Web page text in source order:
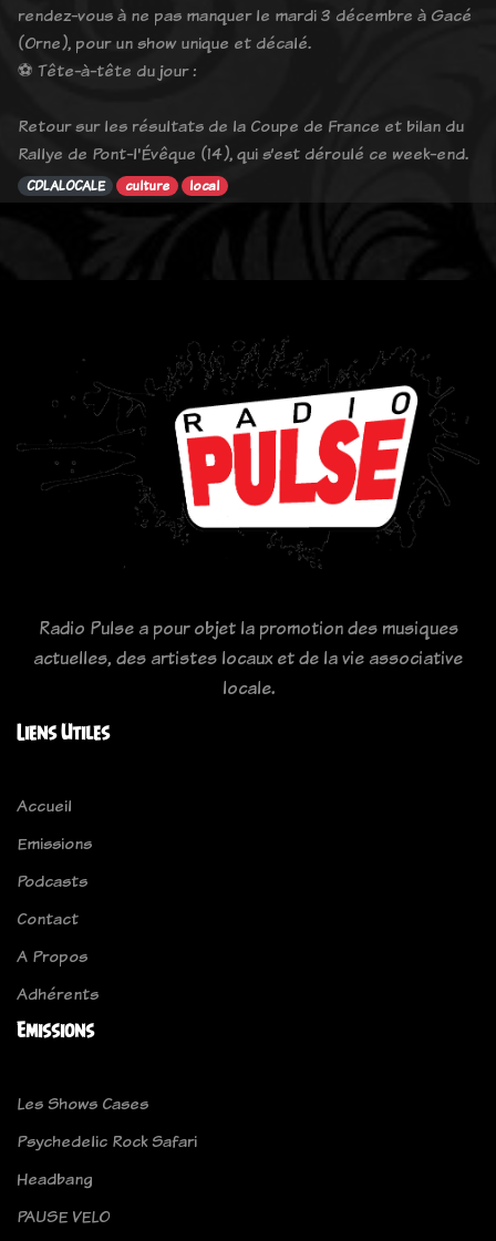
rendez-vous à ne pas manquer le mardi 3 décembre à Gacé
(Orne), pour un show unique et décalé.
⚽ Tête-à-tête du jour :
Retour sur les résultats de la Coupe de France et bilan du
Rallye de Pont-l'Évêque (14), qui s’est déroulé ce week-end.
CDLALOCALE culture local
Radio Pulse a pour objet la promotion des musiques
actuelles, des artistes locaux et de la vie associative
locale.
Liens Utiles
Accueil
Emissions
Podcasts
Contact
A Propos
Adhérents
Emissions
Les Shows Cases
Psychedelic Rock Safari
Headbang
PAUSE VELO